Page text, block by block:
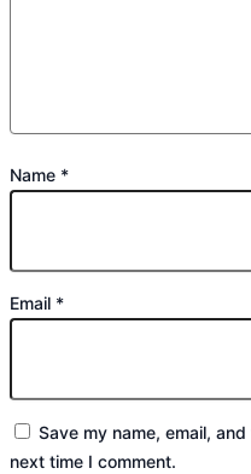
Name *
Email *
Save my name, email,
next time I comment.